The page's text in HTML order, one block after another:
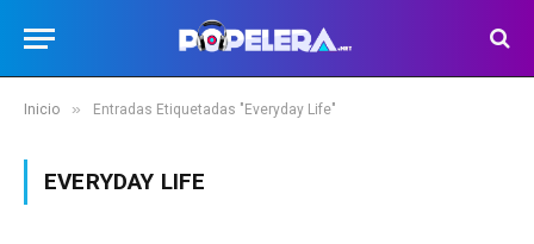
Inicio » Entradas Etiquetadas "Everyday Life"
EVERYDAY LIFE